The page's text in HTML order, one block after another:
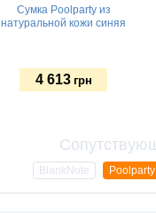
Сумка Poolparty из
натуральной кожи синяя
4 613 грн
BlankNote Poolparty